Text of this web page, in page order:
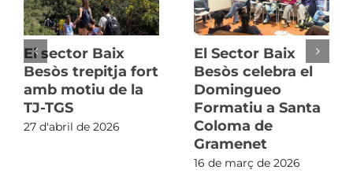
El sector Baix
Besòs trepitja fort
amb motiu de la
TJ-TGS
27 d'abril de 2026
El Sector Baix
Besòs celebra el
Domingueo
Formatiu a Santa
Coloma de
Gramenet
16 de març de 2026